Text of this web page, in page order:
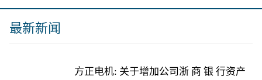
最新新闻
方正电机: 关于增加公司浙 商 银 行资产